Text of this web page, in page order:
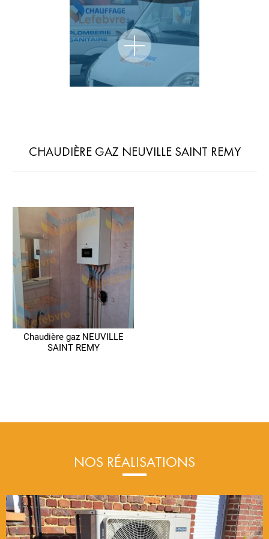
CHAUDIÈRE GAZ NEUVILLE SAINT REMY
Chaudière gaz NEUVILLE
SAINT REMY
NOS RÉALISATIONS